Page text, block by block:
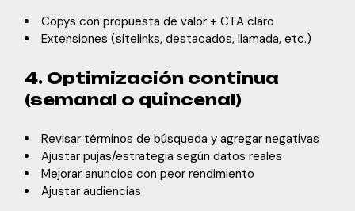
Copys con propuesta de valor + CTA claro
Extensiones (sitelinks, destacados, llamada, etc.)
4. Optimización continua
(semanal o quincenal)
Revisar términos de búsqueda y agregar negativas
Ajustar pujas/estrategia según datos reales
Mejorar anuncios con peor rendimiento
Ajustar audiencias